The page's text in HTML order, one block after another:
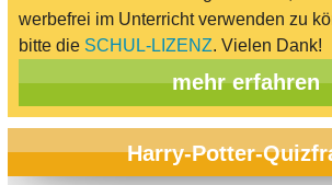
werbefrei im Unterricht verwenden zu
bitte die SCHUL-LIZENZ. Vielen Dank!
mehr erfahren
Harry-Potter-